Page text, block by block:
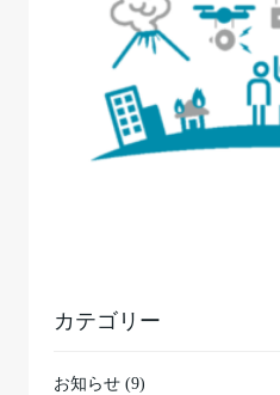
カテゴリー
お知らせ (9)